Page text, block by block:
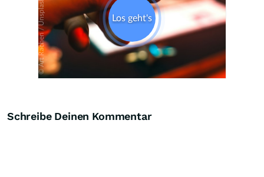
Schreibe Deinen Kommentar